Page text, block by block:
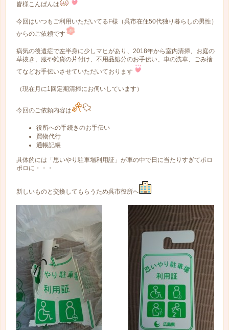
皆様こんばんは
今回はいつもご利用いただいてるF様（呉市在住50代独り暮らしの男性）
からのご依頼です
病気の後遺症で左半身に少しマヒがあり、2018年から室内清掃、お庭の
草抜き、服や雑貨の片付け、不用品処分のお手伝い、車の洗車、ごみ捨
てなどお手伝いさせていただいております
（現在月に1回定期清掃にお伺いしています）
今回のご依頼内容は
役所への手続きのお手伝い
買物代行
通帳記帳
具体的には「思いやり駐車場利用証」が車の中で日に当たりすぎてポロ
ポロに・・・
新しいものと交換してもらうため呉市役所へ